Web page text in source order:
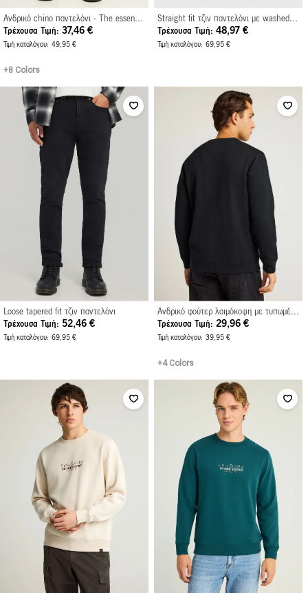
Τρέχουσα Τιμή
37,46 €
Τιμή καταλόγου 49,95 €
+8 Colors
Τρέχουσα Τιμή
48,97 €
Τιμή καταλόγου 69,95 €
Loose tapered fit τζιν παντελόνι
Τρέχουσα Τιμή
52,46 €
Τιμή καταλόγου 69,95 €
Τρέχουσα Τιμή
29,96 €
Τιμή καταλόγου 39,95 €
+4 Colors